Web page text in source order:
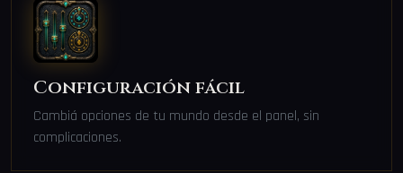
Configuración fácil
Cambiá opciones de tu mundo desde el panel, sin
complicaciones.